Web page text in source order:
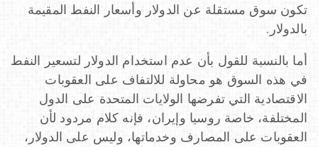
تكون سوق مستقلة عن الدولار وأسعار النفط المقيمة
بالدولار.
أما بالنسبة للقول بأن عدم استخدام الدولار لتسعير النفط
في هذه السوق هو محاولة للالتفاف على العقوبات
الاقتصادية التي تفرضها الولايات المتحدة على الدول
المختلفة، خاصة روسيا وإيران، فإنه كلام مردود لأن
العقوبات على المصارف وخدماتها، وليس على الدولار،